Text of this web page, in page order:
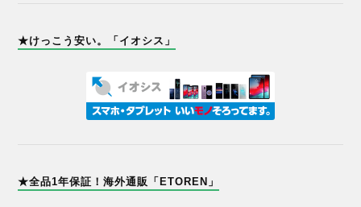
★けっこう安い。「イオシス」
★全品1年保証！海外通販「ETOREN」